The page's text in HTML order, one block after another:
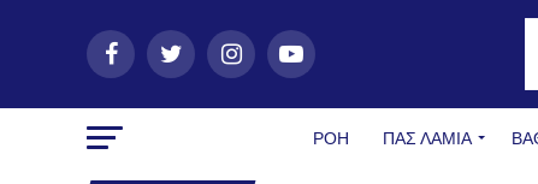
ΡΟΗ ΠΑΣ ΛΑΜΊΑ